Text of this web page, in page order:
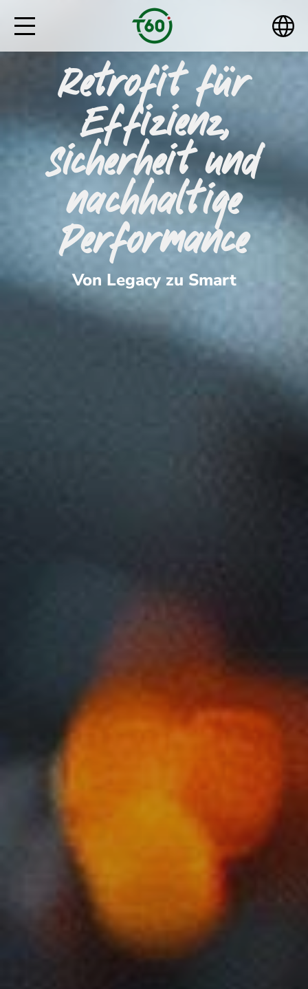
Retrofit für
Effizienz,
Sicherheit und
nachhaltige
Performance
Von Legacy zu Smart